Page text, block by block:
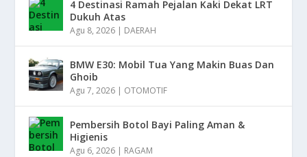
4 Destinasi Ramah Pejalan Kaki Dekat LRT
Dukuh Atas
Agu 8, 2026 | DAERAH
BMW E30: Mobil Tua Yang Makin Buas Dan
Ghoib
Agu 7, 2026 | OTOMOTIF
Pembersih Botol Bayi Paling Aman &
Higienis
Agu 6, 2026 | RAGAM